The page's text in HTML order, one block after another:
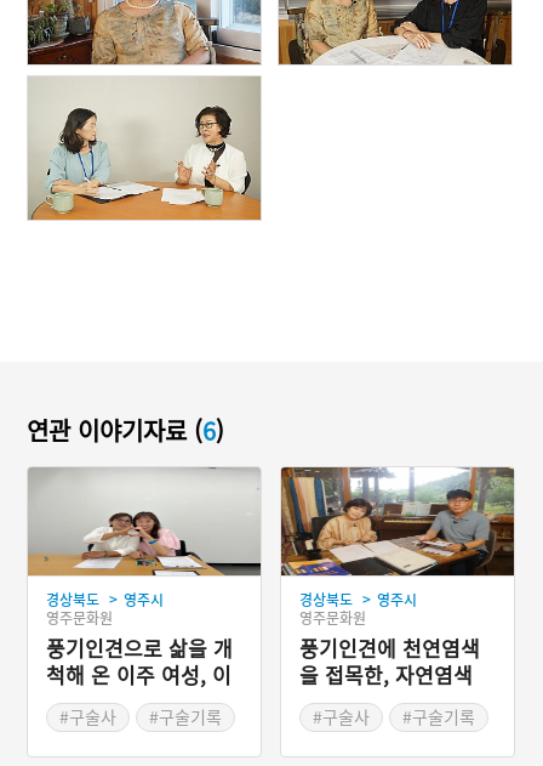
연관 이야기자료 (6)
경상북도 > 영주시
영주문화원
풍기인견으로 삶을 개
척해 온 이주 여성, 이
진주
#구술사
#구술기록
경상북도 > 영주시
영주문화원
풍기인견에 천연염색
을 접목한, 자연염색
전문가 황미애
#구술사
#구술기록